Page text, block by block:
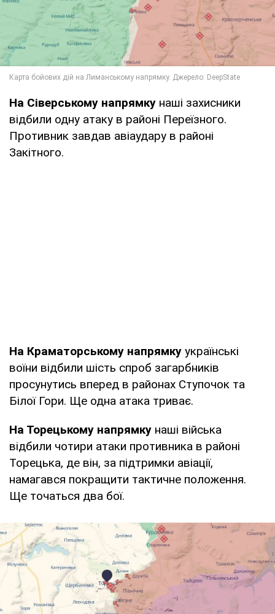
На Сіверському напрямку наші захисники
відбили одну атаку в районі Переїзного.
Противник завдав авіаудару в районі
Закітного.
На Краматорському напрямку українські
воїни відбили шість спроб загарбників
просунутись вперед в районах Ступочок та
Білої Гори. Ще одна атака триває.
На Торецькому напрямку наші війська
відбили чотири атаки противника в районі
Торецька, де він, за підтримки авіації,
намагався покращити тактичне положення.
Ще точаться два бої.